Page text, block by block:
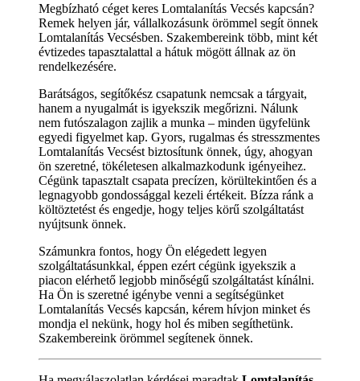
Megbízható céget keres Lomtalanítás Vecsés kapcsán?
Remek helyen jár, vállalkozásunk örömmel segít önnek
Lomtalanítás Vecsésben. Szakembereink több, mint két
évtizedes tapasztalattal a hátuk mögött állnak az ön
rendelkezésére.
Barátságos, segítőkész csapatunk nemcsak a tárgyait,
hanem a nyugalmát is igyekszik megőrizni. Nálunk
nem futószalagon zajlik a munka – minden ügyfelünk
egyedi figyelmet kap. Gyors, rugalmas és stresszmentes
Lomtalanítás Vecsést biztosítunk önnek, úgy, ahogyan
ön szeretné, tökéletesen alkalmazkodunk igényeihez.
Cégünk tapasztalt csapata precízen, körültekintően és a
legnagyobb gondossággal kezeli értékeit. Bízza ránk a
költöztetést és engedje, hogy teljes körű szolgáltatást
nyújtsunk önnek.
Számunkra fontos, hogy Ön elégedett legyen
szolgáltatásunkkal, éppen ezért cégünk igyekszik a
piacon elérhető legjobb minőségű szolgáltatást kínálni.
Ha Ön is szeretné igénybe venni a segítségünket
Lomtalanítás Vecsés kapcsán, kérem hívjon minket és
mondja el nekünk, hogy hol és miben segíthetünk.
Szakembereink örömmel segítenek önnek.